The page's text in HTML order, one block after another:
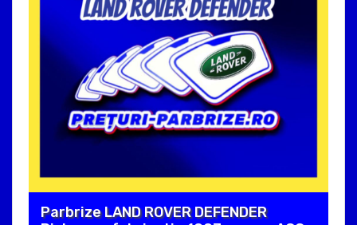
Parbrize LAND ROVER DEFENDER